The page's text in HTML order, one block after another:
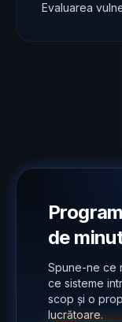
Evaluarea
de
Spune-ne ce
ce sisteme
scop și o
lucrătoare.